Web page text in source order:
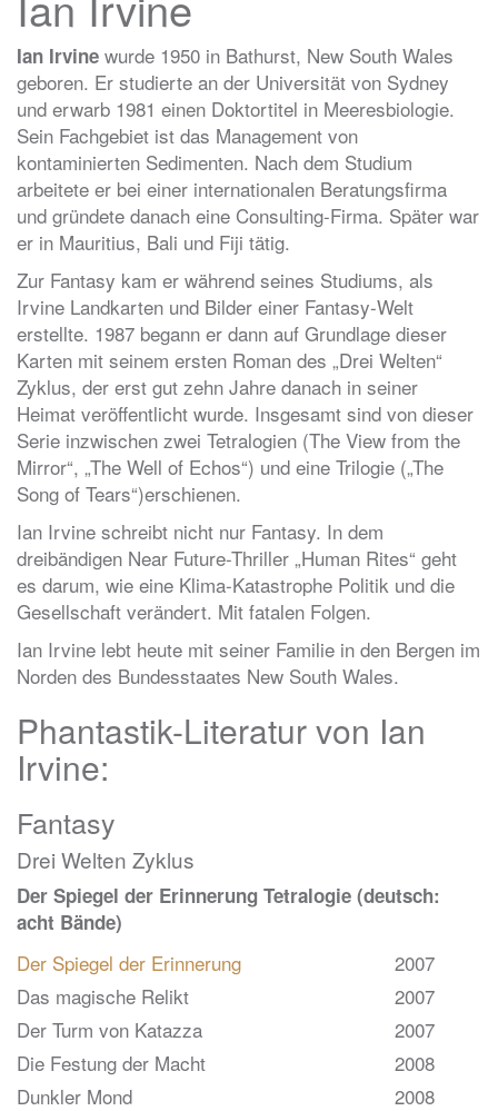
Ian Irvine wurde 1950 in Bathurst, New South Wales
geboren. Er studierte an der Universität von Sydney
und erwarb 1981 einen Doktortitel in Meeresbiologie.
Sein Fachgebiet ist das Management von
kontaminierten Sedimenten. Nach dem Studium
arbeitete er bei einer internationalen Beratungsfirma
und gründete danach eine Consulting-Firma. Später war
er in Mauritius, Bali und Fiji tätig.
Zur Fantasy kam er während seines Studiums, als
Irvine Landkarten und Bilder einer Fantasy-Welt
erstellte. 1987 begann er dann auf Grundlage dieser
Karten mit seinem ersten Roman des „Drei Welten“
Zyklus, der erst gut zehn Jahre danach in seiner
Heimat veröffentlicht wurde. Insgesamt sind von dieser
Serie inzwischen zwei Tetralogien (The View from the
Mirror“, „The Well of Echos“) und eine Trilogie („The
Song of Tears“)erschienen.
Ian Irvine schreibt nicht nur Fantasy. In dem
dreibändigen Near Future-Thriller „Human Rites“ geht
es darum, wie eine Klima-Katastrophe Politik und die
Gesellschaft verändert. Mit fatalen Folgen.
Ian Irvine lebt heute mit seiner Familie in den Bergen im
Norden des Bundesstaates New South Wales.
Phantastik-Literatur von Ian
Irvine:
Fantasy
Drei Welten Zyklus
Der Spiegel der Erinnerung Tetralogie (deutsch:
acht Bände)
Der Spiegel der Erinnerung
2007
Das magische Relikt
2007
Der Turm von Katazza
2007
Die Festung der Macht
2008
Dunkler Mond
2008